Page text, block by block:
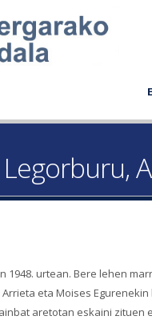
Legorburu,
1948. urtean. Bere lehen
eta Moises
aretotan eskaini zituen